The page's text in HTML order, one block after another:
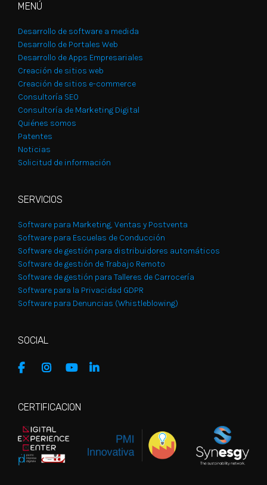
MENÚ
Desarrollo de software a medida
Desarrollo de Portales Web
Desarrollo de Apps Empresariales
Creación de sitios web
Creación de sitios e-commerce
Consultoría SEO
Consultoría de Marketing Digital
Quiénes somos
Patentes
Noticias
Solicitud de información
SERVICIOS
Software para Marketing, Ventas y Postventa
Software para Escuelas de Conducción
Software de gestión para distribuidores automáticos
Software de gestión de Trabajo Remoto
Software de gestión para Talleres de Carrocería
Software para la Privacidad GDPR
Software para Denuncias (Whistleblowing)
SOCIAL
CERTIFICACION